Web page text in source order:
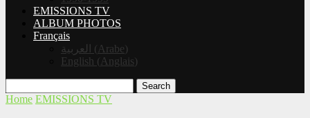
EMISSIONS TV
ALBUM PHOTOS
Français
العربية
( Arabe )
English ( Anglais )
Search
Home EMISSIONS TV